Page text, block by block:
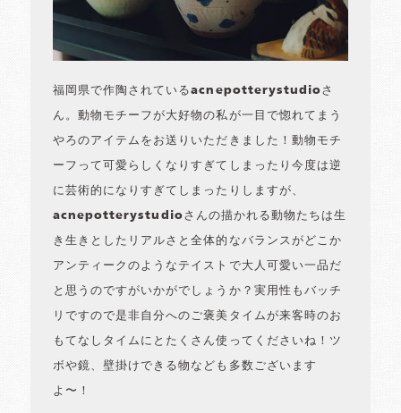
福岡県で作陶されているacnepotterystudioさ
ん。動物モチーフが大好物の私が一目で惚れてまう
やろのアイテムをお送りいただきました！動物モチ
ーフって可愛らしくなりすぎてしまったり今度は逆
に芸術的になりすぎてしまったりしますが、
acnepotterystudioさんの描かれる動物たちは生
き生きとしたリアルさと全体的なバランスがどこか
アンティークのようなテイストで大人可愛い一品だ
と思うのですがいかがでしょうか？実用性もバッチ
リですので是非自分へのご褒美タイムが来客時のお
もてなしタイムにとたくさん使ってくださいね！ツ
ボや鏡、壁掛けできる物なども多数ございます
よ〜！